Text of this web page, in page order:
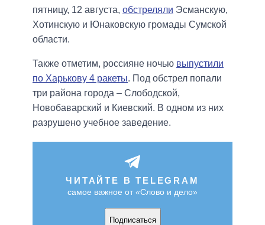
пятницу, 12 августа, обстреляли Эсманскую,
Хотинскую и Юнаковскую громады Сумской
области.
Также отметим, россияне ночью выпустили
по Харькову 4 ракеты. Под обстрел попали
три района города – Слободской,
Новобаварский и Киевский. В одном из них
разрушено учебное заведение.
ЧИТАЙТЕ В TELEGRAM
самое важное от «Слово и дело»
Подписаться